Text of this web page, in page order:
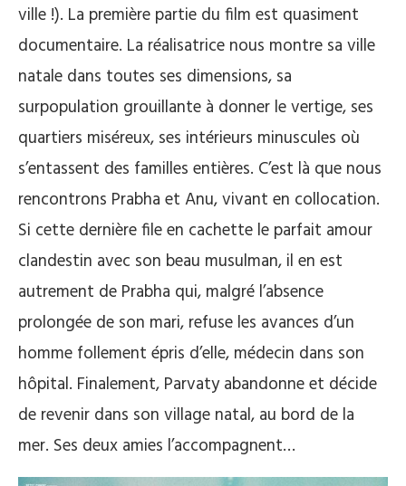
ville !). La première partie du film est quasiment
documentaire. La réalisatrice nous montre sa ville
natale dans toutes ses dimensions, sa
surpopulation grouillante à donner le vertige, ses
quartiers miséreux, ses intérieurs minuscules où
s’entassent des familles entières. C’est là que nous
rencontrons Prabha et Anu, vivant en collocation.
Si cette dernière file en cachette le parfait amour
clandestin avec son beau musulman, il en est
autrement de Prabha qui, malgré l’absence
prolongée de son mari, refuse les avances d’un
homme follement épris d’elle, médecin dans son
hôpital. Finalement, Parvaty abandonne et décide
de revenir dans son village natal, au bord de la
mer. Ses deux amies l’accompagnent…